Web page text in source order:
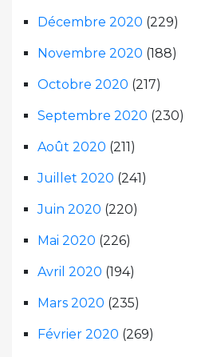
Décembre 2020 (229)
Novembre 2020 (188)
Octobre 2020 (217)
Septembre 2020 (230)
Août 2020 (211)
Juillet 2020 (241)
Juin 2020 (220)
Mai 2020 (226)
Avril 2020 (194)
Mars 2020 (235)
Février 2020 (269)